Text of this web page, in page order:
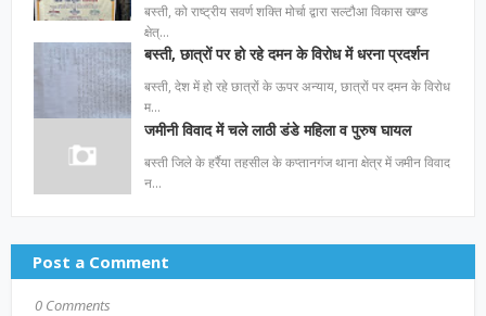
बस्ती, को राष्ट्रीय सवर्ण शक्ति मोर्चा द्वारा सल्टौआ विकास खण्ड
क्षेत्…
बस्ती, छात्रों पर हो रहे दमन के विरोध में धरना प्रदर्शन
बस्ती, देश में हो रहे छात्रों के ऊपर अन्याय, छात्रों पर दमन के विरोध
म…
जमीनी विवाद में चले लाठी डंडे महिला व पुरुष घायल
बस्ती जिले के हर्रैया तहसील के कप्तानगंज थाना क्षेत्र में जमीन विवाद
न…
Post a Comment
0 Comments